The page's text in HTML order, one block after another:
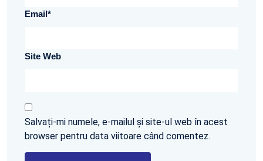
Email*
Site Web
Salvați-mi numele, e-mailul și site-ul web în acest
browser pentru data viitoare când comentez.